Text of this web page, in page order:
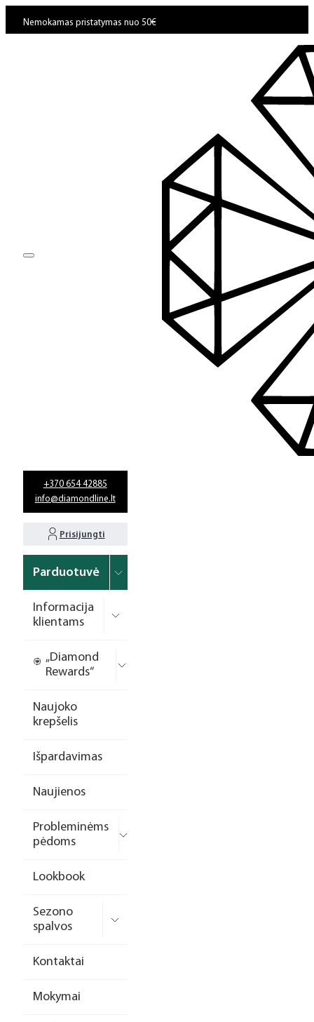
Nemokamas pristatymas nuo 50€
+370 654 42885
info@diamondline.lt
Prisijungti
Parduotuvė
Informacija
klientams
„Diamond
Rewards“
Naujoko
krepšelis
Išpardavimas
Naujienos
Probleminėms
pėdoms
Lookbook
Sezono
spalvos
Kontaktai
Mokymai